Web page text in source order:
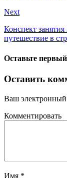
Next
Конспект
путешествие в
Оставьте
Оставить
Ваш электронный
Комментировать
Имя *